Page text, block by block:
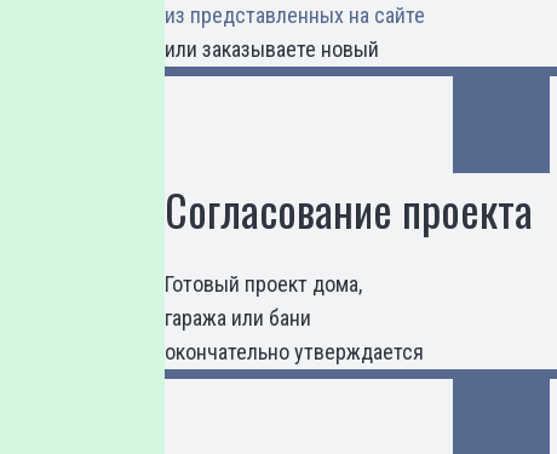
из представленных на сайте
или заказываете новый
Согласование проекта
Готовый проект дома,
гаража или бани
окончательно утверждается